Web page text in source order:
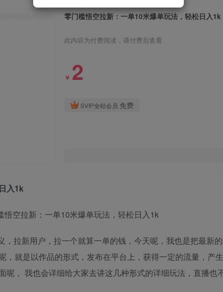
零门槛悟空拉新：一单10米爆单玩法，轻松日入1k
此内容为付费阅读，请付费后查看
￥ 2
SVIP全站会员 免费
入1k
拉新用户，拉一个就算一单的钱，今天呢，我也是把最新
，就是以作品的形式，发布在平台上，获得一定的流量，产
呢， 我也会详细给大家去讲这几种形式的详细玩法，直播也